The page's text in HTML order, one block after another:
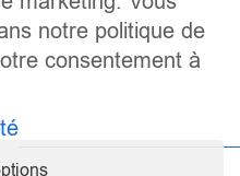
notre politique de
consentement à